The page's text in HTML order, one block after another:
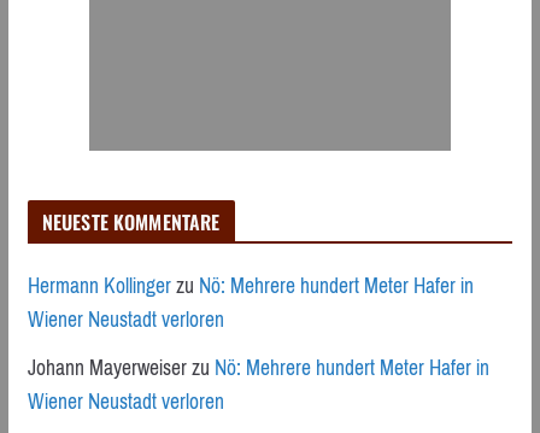
NEUESTE KOMMENTARE
Hermann KollingerzuNö: Mehrere hundert Meter Hafer in
Wiener Neustadt verloren
Johann MayerweiserzuNö: Mehrere hundert Meter Hafer in
Wiener Neustadt verloren